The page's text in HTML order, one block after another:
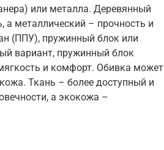
или металла. Деревянный
а металлический – прочность и
(ППУ), пружинный блок или
вариант, пружинный блок
и комфорт. Обивка может
Ткань – более доступный и
а экокожа –